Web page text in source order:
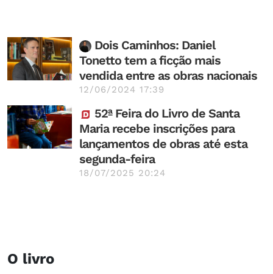
Dois Caminhos: Daniel
Tonetto tem a ficção mais
vendida entre as obras nacionais
12/06/2024 17:39
52ª Feira do Livro de Santa
Maria recebe inscrições para
lançamentos de obras até esta
segunda-feira
18/07/2025 20:24
O livro